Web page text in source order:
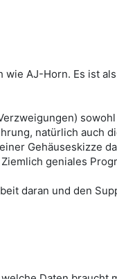
AJ-Horn. Es ist
natürlich auch
Gehäuseskizze
geniales
daran und den